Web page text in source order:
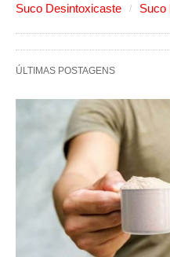
Suco Desintoxicaste Suco
ÚLTIMAS POSTAGENS